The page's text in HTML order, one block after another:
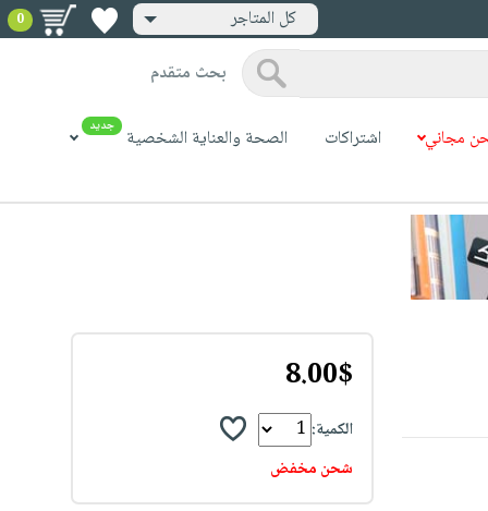
كل المتاجر 0
بحث متقدم
مجاني اشتراكات الصحة والعناية الشخصية جديد
8.00$
الكمية:
شحن مخفض